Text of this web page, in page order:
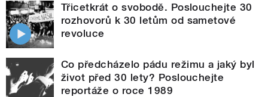
Třicetkrát o svobodě. Poslouchejte 30
rozhovorů k 30 letům od sametové
revoluce
Co předcházelo pádu režimu a jaký byl
život před 30 lety? Poslouchejte
reportáže o roce 1989